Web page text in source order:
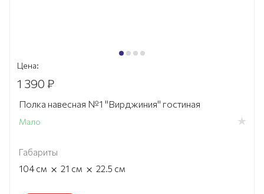
Цена:
1 390 ₽
Полка навесная №1 "Вирджиния" гостиная
Мало
Габариты
104 см × 21 см × 22.5 см